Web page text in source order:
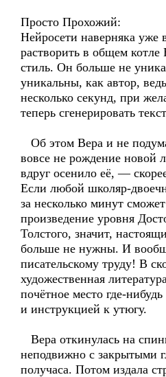
Просто Прохожий:
Нейросети наверняка уже
растворить в общем
стиль. Он больше не
уникальны, как автор,
несколько секунд, при
теперь сгенерировать
Об этом Вера и не
вовсе не рождение новой
вдруг осенило её, —
Если любой школяр-
за несколько минут сможет
произведение уровня
Толстого, значит,
больше не нужны. И
писательскому труду! В
художественная
почётное место где-
и инструкцией к утюгу.
Вера откинулась на
неподвижно с закрытыми
получаса. Потом издала